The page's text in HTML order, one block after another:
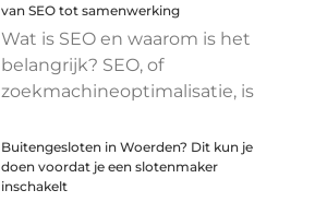
van SEO tot samenwerking
Wat is SEO en waarom is het
belangrijk? SEO, of
zoekmachineoptimalisatie, is
Buitengesloten in Woerden? Dit kun je
doen voordat je een slotenmaker
inschakelt